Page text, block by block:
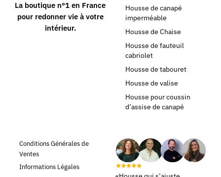
La boutique n°1 en France
pour redonner vie à votre
intérieur.
Housse de canapé
imperméable
Housse de Chaise
Housse de fauteuil
cabriolet
Housse de tabouret
Housse de valise
Housse pour coussin
d’assise de canapé
Conditions Générales de
Ventes
Informations Légales